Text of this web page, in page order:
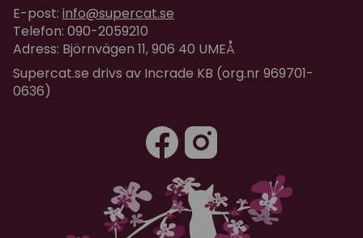
E-post: info@supercat.se
Telefon: 090-2059210
Adress: Björnvägen 11, 906 40 UMEÅ
Supercat.se drivs av Incrade KB (org.nr 969701-
0636)